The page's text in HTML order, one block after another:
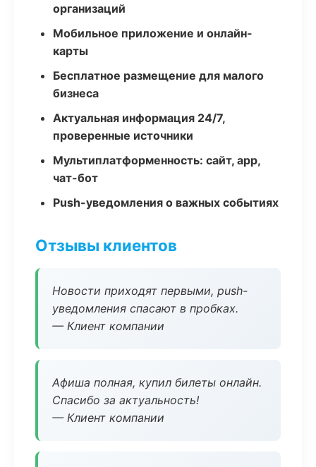
организаций
Мобильное приложение и онлайн-
карты
Бесплатное размещение для малого
бизнеса
Актуальная информация 24/7,
проверенные источники
Мультиплатформенность: сайт, app,
чат-бот
Push-уведомления о важных событиях
Отзывы клиентов
Новости приходят первыми, push-
уведомления спасают в пробках.
— Клиент компании
Афиша полная, купил билеты онлайн.
Спасибо за актуальность!
— Клиент компании